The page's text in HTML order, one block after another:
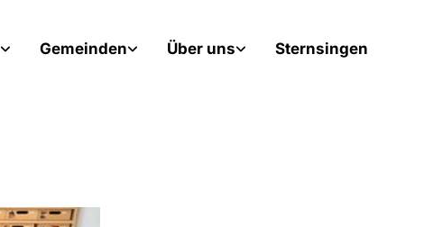
Gemeinden Über uns Sternsingen